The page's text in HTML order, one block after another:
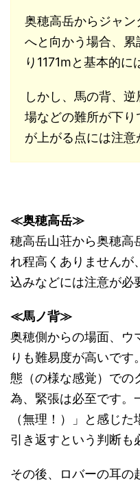
奥穂高岳からジャ
へと向かう場合、
り1171mと基本的に
しかし、馬の背、
場などの難所が下
が上がる点には注意
≪奥穂高岳≫
穂高岳山荘から奥穂高
れ程高くありませんが
込みなどには注意が必
≪馬ノ背≫
奥穂側からの場面、ウ
りも難易度が高いで
態（の様な感覚）での
為、緊張は必至です。
（無理！）」と感じ
引き返すという判断も
その後、ロバーの耳の